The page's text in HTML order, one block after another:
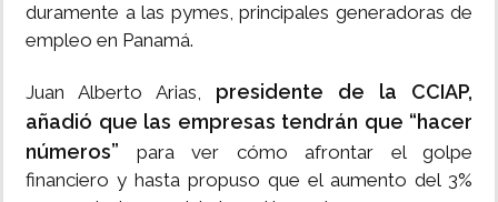
duramente a las pymes, principales generadoras de
empleo en Panamá.
Juan Alberto Arias, presidente de la CCIAP,
añadió que las empresas tendrán que “hacer
números” para ver cómo afrontar el golpe
financiero y hasta propuso que el aumento del 3%